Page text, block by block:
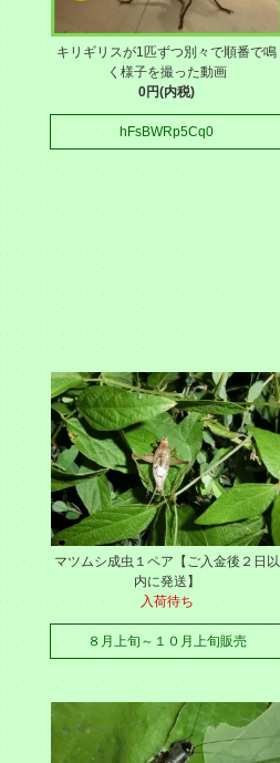
キリギリスが1匹ずつ別々で順番で鳴
く様子を撮った動画
0円(内税)
hFsBWRp5Cq0
マツムシ成虫１ペア【ご入金後２日以
内に発送】
入荷待ち
８月上旬～１０月上旬販売